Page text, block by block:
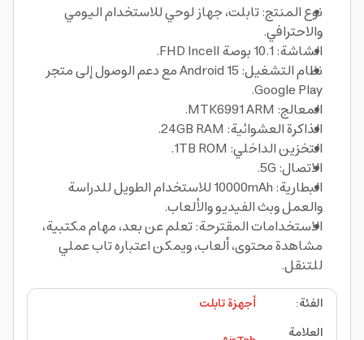
نوع المنتج: تابلت، جهاز لوحي للاستخدام اليومي
والاحترافي.
الشاشة: 10.1 بوصة FHD Incell.
نظام التشغيل: Android 15 مع دعم الوصول إلى متجر
Google Play.
المعالج: MTK6991 ARM.
الذاكرة العشوائية: 24GB RAM.
التخزين الداخلي: 1TB ROM.
الاتصال: 5G.
البطارية: 10000mAh للاستخدام الطويل للدراسة
والعمل وبث الفيديو والألعاب.
الاستخدامات المقترحة: تعلم عن بعد، مهام مكتبية،
مشاهدة محتوى، ألعاب، ويمكن اعتباره تاب عملي
للتنقل.
الفئة:
أجهزة تابلت
العلامة